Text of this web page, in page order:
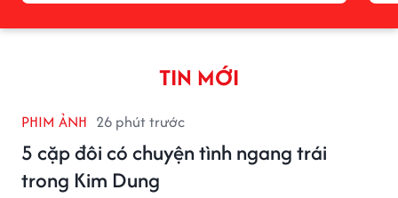
TIN MỚI
PHIM ẢNH 26 phút trước
5 cặp đôi có chuyện tình ngang trái
trong Kim Dung